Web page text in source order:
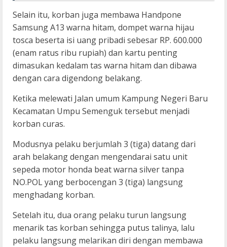
Selain itu, korban juga membawa Handpone
Samsung A13 warna hitam, dompet warna hijau
tosca beserta isi uang pribadi sebesar RP. 600.000
(enam ratus ribu rupiah) dan kartu penting
dimasukan kedalam tas warna hitam dan dibawa
dengan cara digendong belakang.
Ketika melewati Jalan umum Kampung Negeri Baru
Kecamatan Umpu Semenguk tersebut menjadi
korban curas.
Modusnya pelaku berjumlah 3 (tiga) datang dari
arah belakang dengan mengendarai satu unit
sepeda motor honda beat warna silver tanpa
NO.POL yang berbocengan 3 (tiga) langsung
menghadang korban.
Setelah itu, dua orang pelaku turun langsung
menarik tas korban sehingga putus talinya, lalu
pelaku langsung melarikan diri dengan membawa